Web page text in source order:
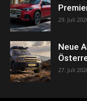
29. Juli
Neue
27. Juli